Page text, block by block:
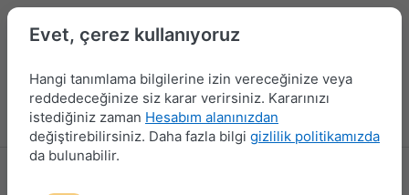
Menü Giriş yap Karşılaştırma Favori Listesi
Evet, çerez kullanıyoruz
Hangi tanımlama bilgilerine izin vereceğinize veya
reddedeceğinize siz karar verirsiniz. Kararınızı
istediğiniz zaman Hesabım alanınızdan
değiştirebilirsiniz. Daha fazla bilgi gizlilik politikamızda
da bulunabilir.